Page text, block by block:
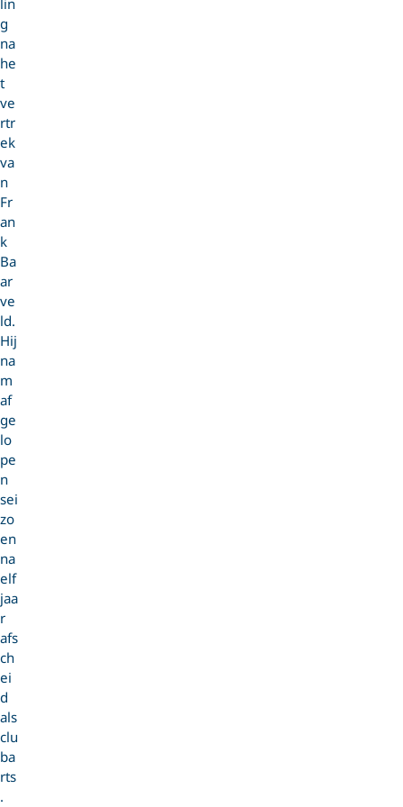
lin
g
na
he
t
ve
rtr
ek
va
n
Fr
an
k
Ba
ar
ve
ld.
Hij
na
m
af
ge
lo
pe
n
sei
zo
en
na
elf
jaa
r
afs
ch
ei
d
als
clu
ba
rts
.